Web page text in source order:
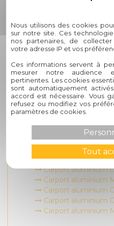
Carport solaire
Carport solaire
Carport solaire
Carport aluminium
Carport aluminium
Carport aluminium
Carport aluminium
Carport aluminium
Carport aluminium
Carport aluminium
Carport aluminium
Carport aluminium
Carport aluminium
Carport aluminium
Carport aluminium
Carport aluminium
Carport aluminium
Nous utilisons des cookies
sur notre site. Ces
nos partenaires, de
votre adresse IP et vos
Ces informations servent à
mesurer notre audience
pertinentes. Les cookies
sont automatiquement
accord est nécessaire. Vous
refusez ou modifiez vos
paramètres de cookies.
Tout